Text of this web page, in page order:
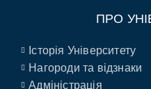
ПРО
Історія Університету
Нагороди та відзнаки
Адміністрація